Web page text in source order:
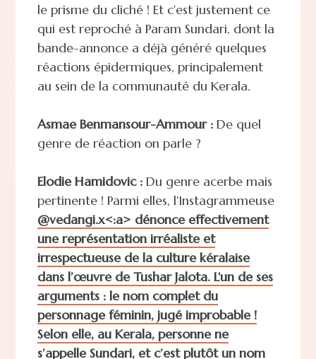
le prisme du cliché ! Et c'est justement ce
qui est reproché à Param Sundari, dont la
bande-annonce a déjà généré quelques
réactions épidermiques, principalement
au sein de la communauté du Kerala.
Asmae Benmansour-Ammour :De quel
genre de réaction on parle ?
Elodie Hamidovic :Du genre acerbe mais
pertinente ! Parmi elles, l'Instagrammeuse
@vedangi.x<:a> dénonce effectivement
une représentation irréaliste et
irrespectueuse de la culture kéralaise
dans l’œuvre de Tushar Jalota. L'un de ses
arguments : le nom complet du
personnage féminin, jugé improbable !
Selon elle, au Kerala, personne ne
s’appelle Sundari, et c’est plutôt un nom